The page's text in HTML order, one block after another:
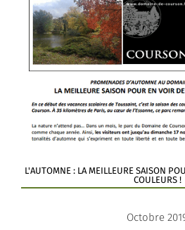
L'AUTOMNE : LA MEILLEURE SAISON
COULEURS !
Octobre